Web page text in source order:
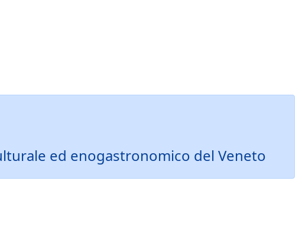
ed enogastronomico del Veneto